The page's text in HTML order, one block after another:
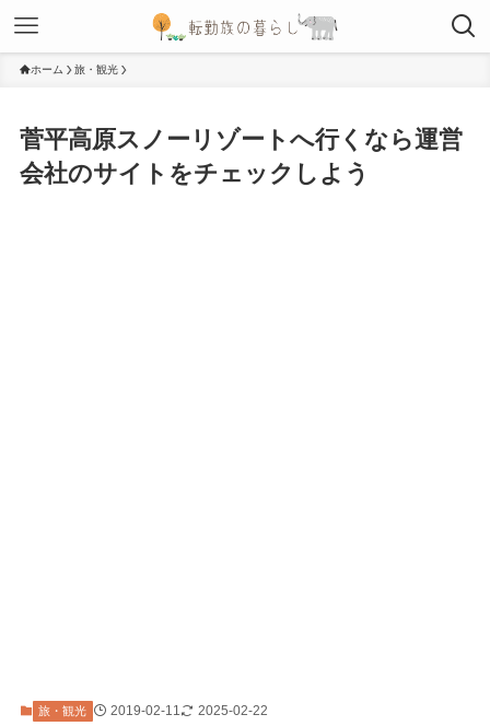
ホーム 旅・観光
菅平高原スノーリゾートへ行くなら運営
会社のサイトをチェックしよう
旅・観光 2019-02-11 2025-02-22